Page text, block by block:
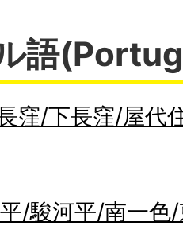
語
窪/下長窪/屋代
/駿河平/南一色